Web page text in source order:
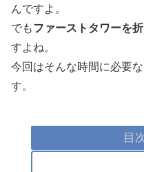
んですよ。
でもファーストタワーを
すよね。
今回はそんな時間に必要
す。
目